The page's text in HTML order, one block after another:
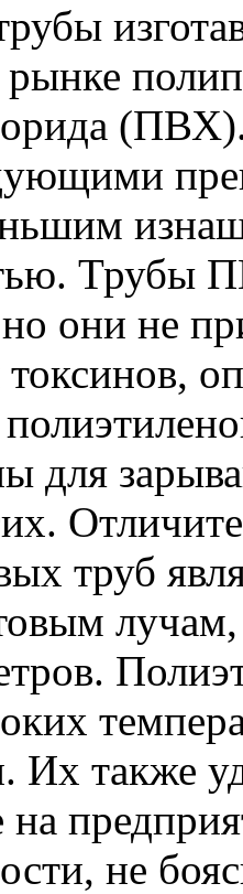
рынке
Трубы
они не
для
труб
Их также
на
не